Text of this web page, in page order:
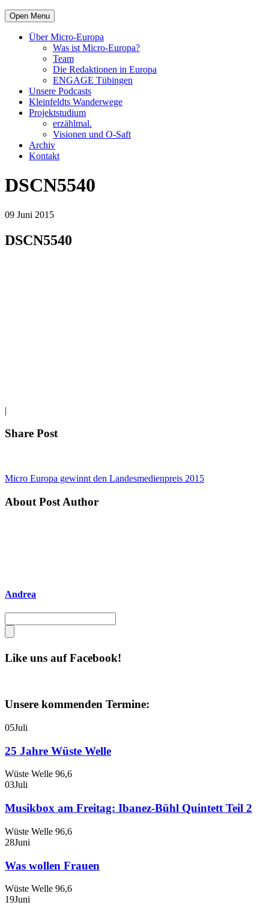
Open Menu
Über Micro-Europa
Was ist Micro-Europa?
Team
Die Redaktionen in Europa
ENGAGE Tübingen
Unsere Podcasts
Kleinfeldts Wanderwege
Projektstudium
erzählmal.
Visionen und O-Saft
Archiv
Kontakt
DSCN5540
09 Juni 2015
DSCN5540
|
Share Post
Micro Europa gewinnt den Landesmedienpreis 2015
About Post Author
Andrea
Like uns auf Facebook!
Unsere kommenden Termine:
05Juli
25 Jahre Wüste Welle
Wüste Welle 96,6
03Juli
Musikbox am Freitag: Ibanez-Bühl Quintett Teil 2
Wüste Welle 96,6
28Juni
Was wollen Frauen
Wüste Welle 96,6
19Juni